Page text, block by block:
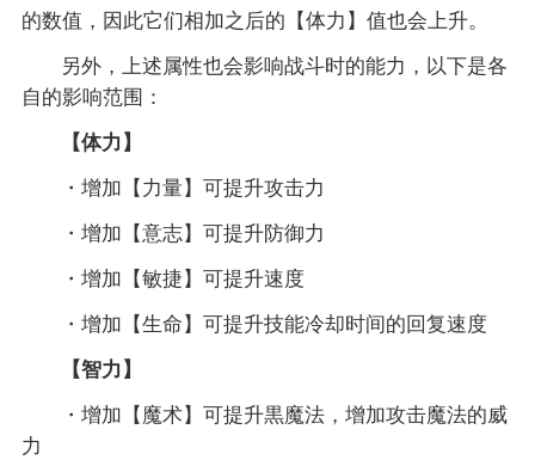
的数值，因此它们相加之后的【体力】值也会上升。
另外，上述属性也会影响战斗时的能力，以下是各
自的影响范围：
【体力】
・增加【力量】可提升攻击力
・增加【意志】可提升防御力
・增加【敏捷】可提升速度
・增加【生命】可提升技能冷却时间的回复速度
【智力】
・增加【魔术】可提升黒魔法，增加攻击魔法的威
力